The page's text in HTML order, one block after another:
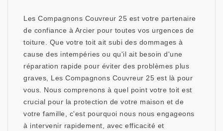
Les Compagnons Couvreur 25 est votre partenaire
de confiance à Arcier pour toutes vos urgences de
toiture. Que votre toit ait subi des dommages à
cause des intempéries ou qu'il ait besoin d'une
réparation rapide pour éviter des problèmes plus
graves, Les Compagnons Couvreur 25 est là pour
vous. Nous comprenons à quel point votre toit est
crucial pour la protection de votre maison et de
votre famille, c'est pourquoi nous nous engageons
à intervenir rapidement, avec efficacité et